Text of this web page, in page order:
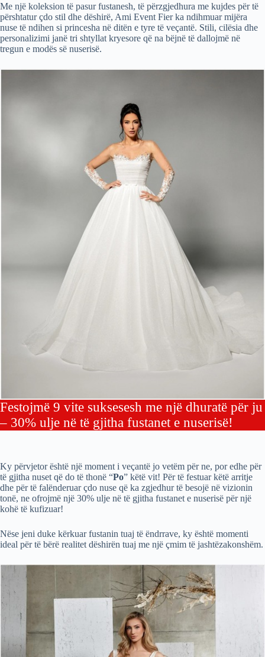
Me një koleksion të pasur fustanesh, të përzgjedhura me kujdes për të
përshtatur çdo stil dhe dëshirë, Ami Event Fier ka ndihmuar mijëra
nuse të ndihen si princesha në ditën e tyre të veçantë. Stili, cilësia dhe
personalizimi janë tri shtyllat kryesore që na bëjnë të dallojmë në
tregun e modës së nuserisë.
Festojmë 9 vite suksesesh me një dhuratë për ju
– 30% ulje në të gjitha fustanet e nuserisë!
Ky përvjetor është një moment i veçantë jo vetëm për ne, por edhe për
të gjitha nuset që do të thonë “Po” këtë vit! Për të festuar këtë arritje
dhe për të falënderuar çdo nuse që ka zgjedhur të besojë në vizionin
tonë, ne ofrojmë një 30% ulje në të gjitha fustanet e nuserisë për një
kohë të kufizuar!
Nëse jeni duke kërkuar fustanin tuaj të ëndrrave, ky është momenti
ideal për të bërë realitet dëshirën tuaj me një çmim të jashtëzakonshëm.